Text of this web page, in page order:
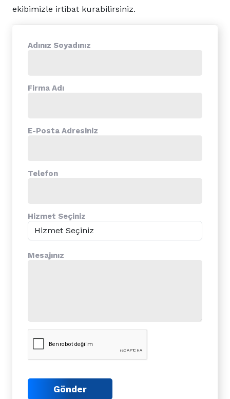
ekibimizle irtibat kurabilirsiniz.
Adınız Soyadınız
Firma Adı
E-Posta Adresiniz
Telefon
Hizmet Seçiniz
Mesajınız
Gönder